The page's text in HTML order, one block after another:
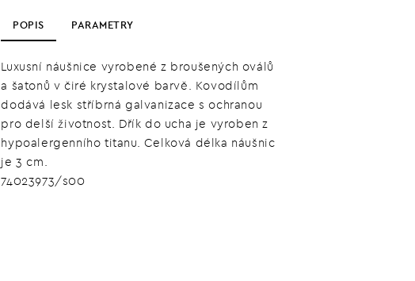
POPIS PARAMETRY
Luxusní náušnice vyrobené z broušených oválů
a šatonů v čiré krystalové barvě. Kovodílům
dodává lesk stříbrná galvanizace s ochranou
pro delší životnost. Dřík do ucha je vyroben z
hypoalergenního titanu. Celková délka náušnic
je 3 cm.
74023973/s00